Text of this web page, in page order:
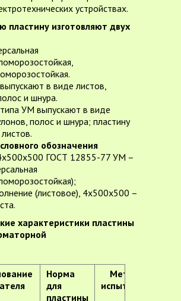
устройствах.
пластину изготовляют двух
в виде листов,
и шнура.
УМ выпускают в виде
полос и шнура; пластину
обозначения
ГОСТ 12855-77 УМ –
(листовое), 4x500x500 –
характеристики пластины
Норма
для
пластины
Метод
испытания